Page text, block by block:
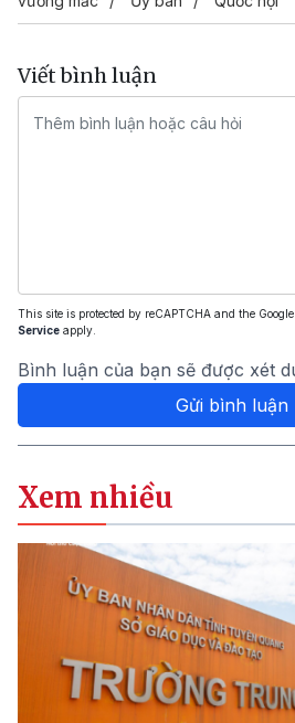
Viết bình luận
This site is protected by reCAPTCHA and the Google
Service apply.
Bình luận của bạn sẽ được xét
Gửi bình luận
Xem nhiều